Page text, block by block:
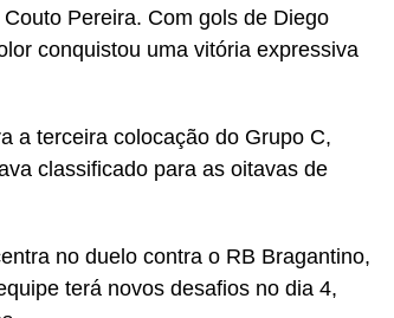
Pereira. Com gols de Diego
conquistou uma vitória expressiva
a terceira colocação do Grupo C,
classificado para as oitavas de
no duelo contra o RB Bragantino,
terá novos desafios no dia 4,